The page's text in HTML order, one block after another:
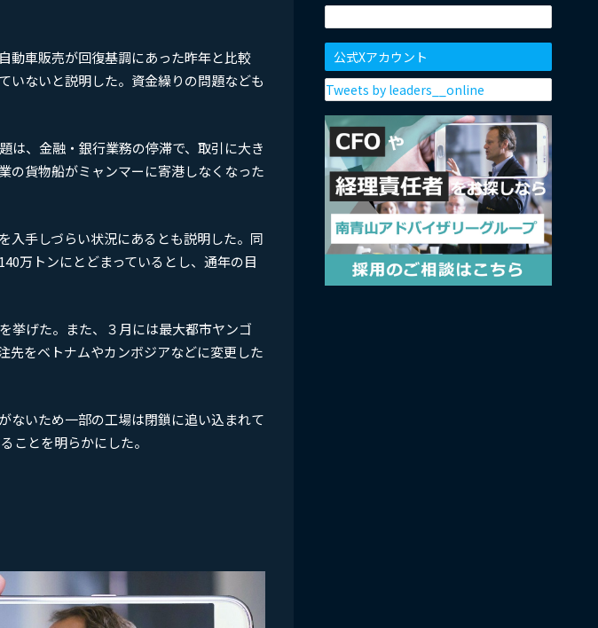
動車販売が回復基調にあった昨年と比較
いないと説明した。資金繰りの問題なども
は、金融・銀行業務の停滞で、取引に大き
の貨物船がミャンマーに寄港しなくなった
入手しづらい状況にあるとも説明した。同
万トンにとどまっているとし、通年の目
挙げた。また、３月には最大都市ヤンゴ
先をベトナムやカンボジアなどに変更した
ないため一部の工場は閉鎖に追い込まれて
ことを明らかにした。
公式Xアカウント
Tweets by leaders__online